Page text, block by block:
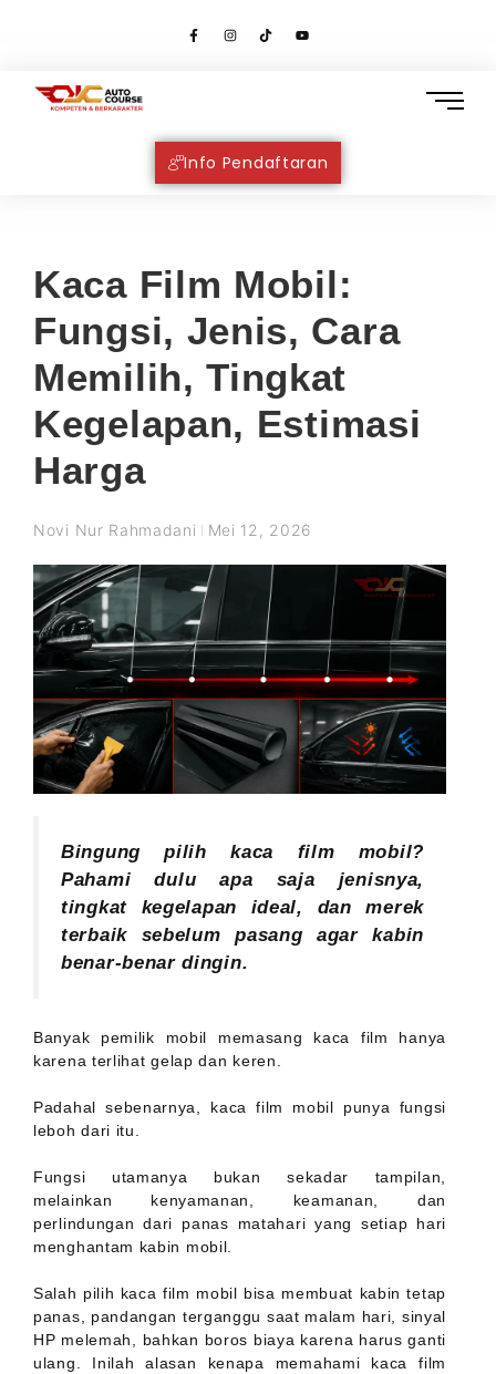
Info Pendaftaran
Kaca Film Mobil:
Fungsi, Jenis, Cara
Memilih, Tingkat
Kegelapan, Estimasi
Harga
Novi Nur Rahmadani Mei 12, 2026
Bingung pilih kaca film mobil?
Pahami dulu apa saja jenisnya,
tingkat kegelapan ideal, dan merek
terbaik sebelum pasang agar kabin
benar-benar dingin.
Banyak pemilik mobil memasang kaca film hanya
karena terlihat gelap dan keren.
Padahal sebenarnya, kaca film mobil punya fungsi
leboh dari itu.
Fungsi utamanya bukan sekadar tampilan,
melainkan kenyamanan, keamanan, dan
perlindungan dari panas matahari yang setiap hari
menghantam kabin mobil.
Salah pilih kaca film mobil bisa membuat kabin tetap
panas, pandangan terganggu saat malam hari, sinyal
HP melemah, bahkan boros biaya karena harus ganti
ulang. Inilah alasan kenapa memahami kaca film